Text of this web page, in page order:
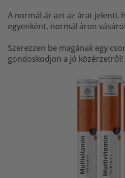
A normál ár azt az árat jelenti,
egyenként, normál áron
Szerezzen be magának egy
gondoskodjon a jó közérzetről!